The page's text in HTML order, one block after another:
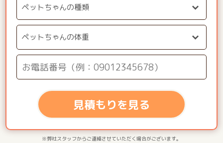
見積もりを見る
※弊社スタッフからご連絡させていただく場合がございます。